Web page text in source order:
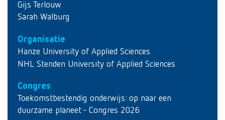
Gijs Terlouw
Sarah Walburg
Organisatie
Hanze University of Applied Sciences
NHL Stenden University of Applied Sciences
Congres
Toekomstbestendig onderwijs: op naar een
duurzame planeet - Congres 2026